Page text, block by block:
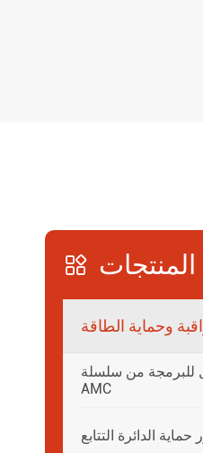
 المنتجات
وحماية الطاقة
للبرمجة من سلسلة
AMC
الدائرة التتابع